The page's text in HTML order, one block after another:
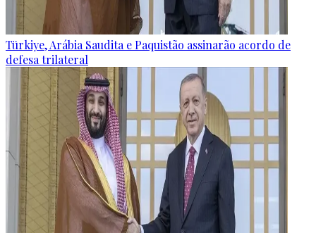
Türkiye, Arábia Saudita e Paquistão assinarão acordo de
defesa trilateral